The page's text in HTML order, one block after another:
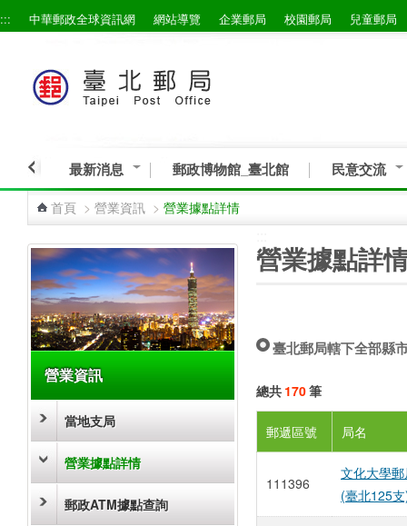
跳到主要內容區塊
::: 中華郵政全球資訊網 網站導覽 企業郵局 校園郵局 兒童郵局
最新消息 郵政博物館_臺北館 民意交流
首頁 > 營業資訊 > 營業據點詳情
營業資訊
當地支局
營業據點詳情
郵政ATM據點查詢
營業據點詳
臺北郵局轄下全部縣
總共 170筆
郵遞區號 局名
111396
文化大學
(臺北125